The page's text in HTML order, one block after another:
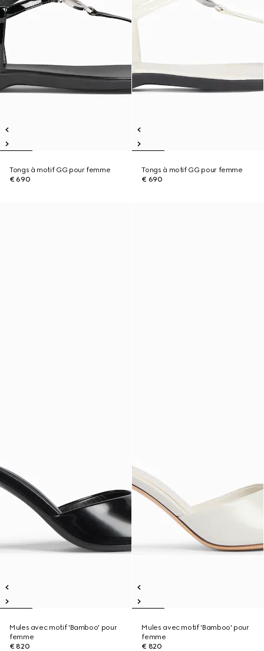
Tongs à motif GG pour femme
€ 690
Tongs à motif GG pour femme
€ 690
Mules avec motif 'Bamboo' pour
femme
€ 820
Mules avec motif 'Bamboo' pour
femme
€ 820